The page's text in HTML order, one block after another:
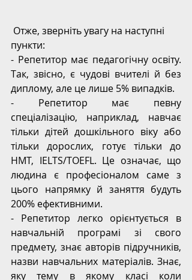
пункти:
- Репетитор має педагогічну освіту.
Так, звісно, є чудові вчителі й без
диплому, але це лише 5% випадків.
- Репетитор має певну
спеціалізацію, наприклад, навчає
тільки дітей дошкільного віку або
тільки дорослих, готує тільки до
НМТ, IELTS/TOEFL. Це означає, що
людина є професіоналом саме з
цього напрямку й заняття будуть
200% ефективними.
- Репетитор легко орієнтується в
навчальній програмі зі свого
предмету, знає авторів підручників,
назви навчальних матеріалів. Знає,
яку тему в якому класі коли